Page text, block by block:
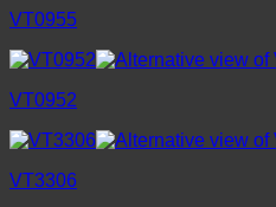
VT0955
VT0952
VT3306